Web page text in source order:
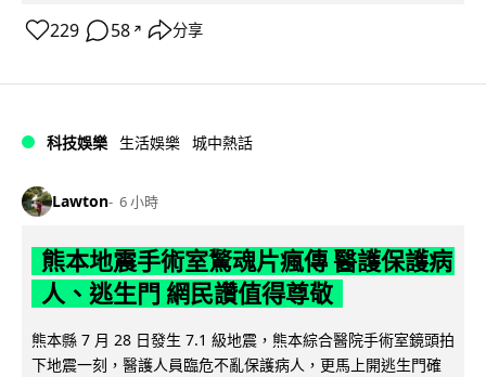
229 58 ↗ 分享
科技娛樂 生活娛樂 城中熱話
Lawton 6 小時
熊本地震手術室驚魂片瘋傳 醫護保護病
人、逃生門 網民讚值得尊敬
熊本縣 7 月 28 日發生 7.1 級地震，熊本綜合醫院手術室鏡頭拍
下地震一刻，醫護人員臨危不亂保護病人，更馬上開逃生門確